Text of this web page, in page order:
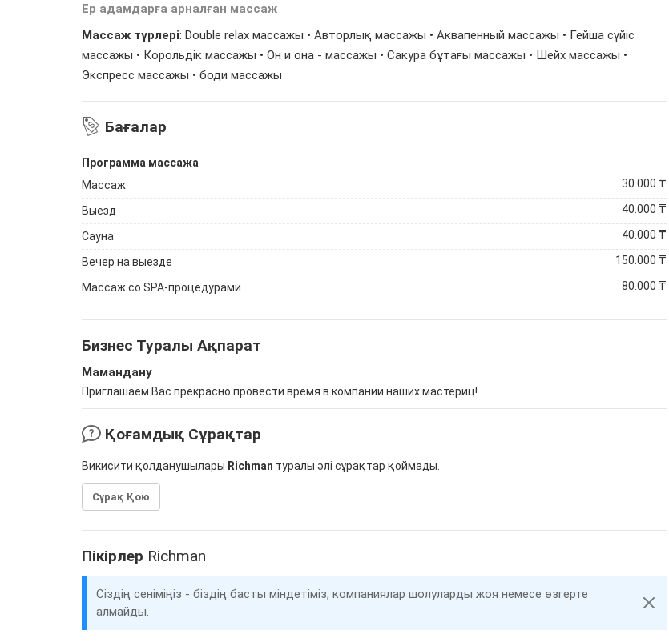
Ер адамдарға арналған массаж
Массаж түрлері: Double relax массажы • Авторлық массажы • Аквапенный массажы • Гейша сүйіс
массажы • Корольдік массажы • Он и она - массажы • Сакура бұтағы массажы • Шейх массажы •
Экспресс массажы • боди массажы
Бағалар
Программа массажа
Массаж
30.000 ₸
Выезд 40.000 ₸
Сауна 40.000 ₸
Вечер на выезде 150.000 ₸
Массаж со SPA-процедурами 80.000 ₸
Бизнес Туралы Ақпарат
Мамандану
Приглашаем Вас прекрасно провести время в компании наших мастериц!
Қоғамдық Сұрақтар
Викисити қолданушылары Richman туралы әлі сұрақтар қоймады.
Сұрақ Қою
Пікірлер Richman
Сіздің сеніміңіз - біздің басты міндетіміз, компаниялар шолуларды жоя немесе өзгерте
алмайды.